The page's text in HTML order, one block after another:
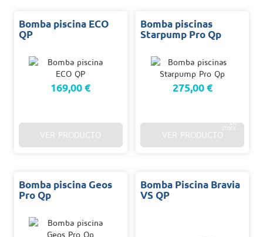
Bomba piscina ECO
QP
169,00 €
VER PRODUCTO
Bomba piscinas
Starpump Pro Qp
275,00 €
EN
STOCK
VER PRODUCTO
Bomba piscina Geos
Pro Qp
Bomba Piscina Bravia
VS QP